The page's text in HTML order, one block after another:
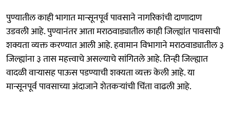
पुण्यातील काही भागात मान्सूनपूर्व पावसाने नागरिकांची दाणादाण
उडवली आहे. पुण्यानंतर आता मराठवाड्यातील काही जिल्ह्यांत पावसाची
शक्यता व्यक्त करण्यात आली आहे. हवामान विभागाने मराठवाड्यातील ३
जिल्ह्यांना ३ तास महत्त्वाचे असल्याचे सांगितले आहे. तिन्ही जिल्ह्यात
वादळी वाऱ्यासह पाऊस पडण्याची शक्यता व्यक्त केली आहे. या
मान्सूनपूर्व पावसाच्या अंदाजाने शेतकऱ्यांची चिंता वाढली आहे.